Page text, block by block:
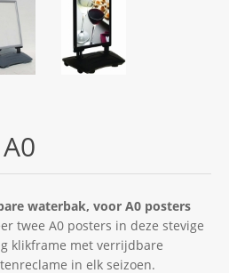
waterbak, voor A0 posters
twee A0 posters in deze stevige
klikframe met verrijdbare
in elk seizoen.